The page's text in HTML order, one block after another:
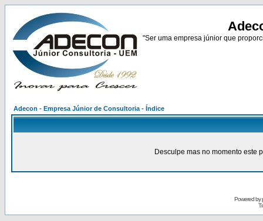
"Ser uma empresa júnior que
Adecon - Empresa Júnior de Consultoria - Índice
Desculpe mas no momento este
Powered by